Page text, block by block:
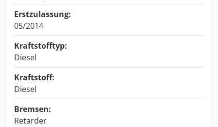
Erstzulassung:
05/2014
Kraftstofftyp:
Diesel
Kraftstoff:
Diesel
Bremsen:
Retarder